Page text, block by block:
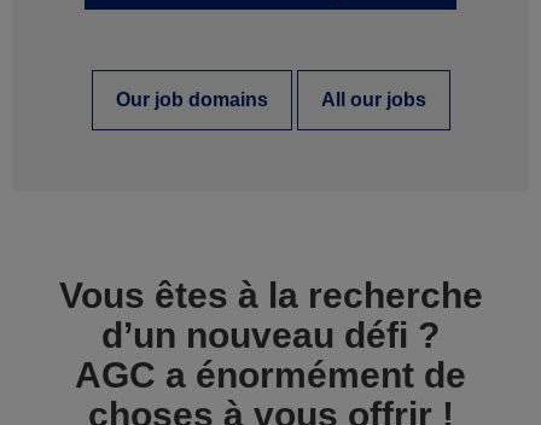
Our job domains All our jobs
Vous êtes à la recherche
d’un nouveau défi ?
AGC a énormément de
choses à vous offrir !